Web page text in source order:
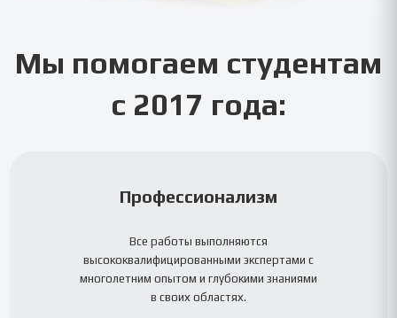
Мы помогаем студентам
с 2017 года:
Профессионализм
Все работы выполняются
высококвалифицированными экспертами с
многолетним опытом и глубокими знаниями
в своих областях.